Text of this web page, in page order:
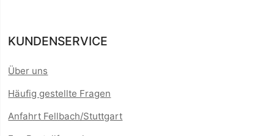
KUNDENSERVICE
Über uns
Häufig gestellte Fragen
Anfahrt Fellbach/Stuttgart